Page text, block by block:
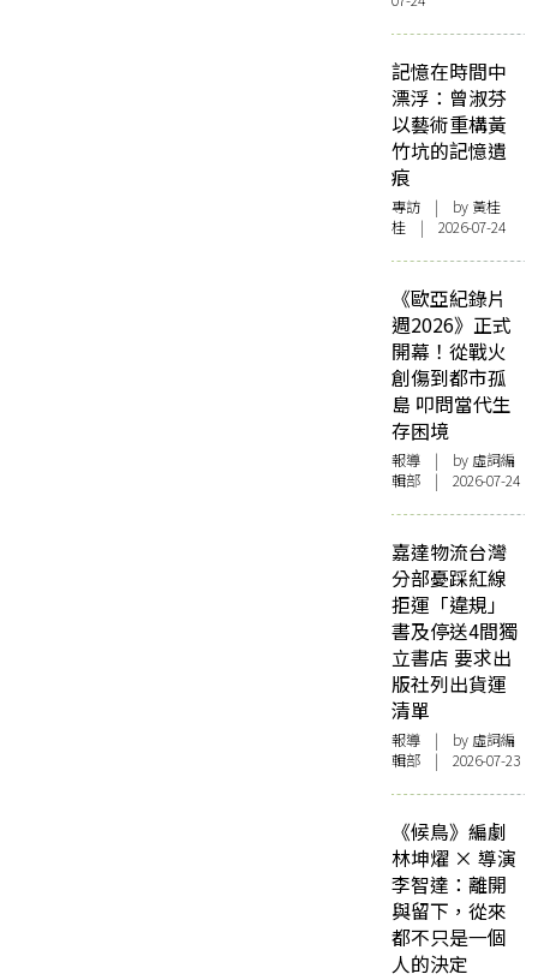
記憶在時間中
漂浮：曾淑芬
以藝術重構黃
竹坑的記憶遺
痕
專訪 | by 黃桂
桂 | 2026-07-24
《歐亞紀錄片
週2026》正式
開幕！從戰火
創傷到都市孤
島 叩問當代生
存困境
報導 | by 虛詞編
輯部 | 2026-07-24
嘉達物流台灣
分部憂踩紅線
拒運「違規」
書及停送4間獨
立書店 要求出
版社列出貨運
清單
報導 | by 虛詞編
輯部 | 2026-07-23
《候鳥》編劇
林坤燿 × 導演
李智達：離開
與留下，從來
都不只是一個
人的決定